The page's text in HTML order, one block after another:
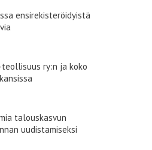
ensirekisteröidyistä
ry:n ja koko
talouskasvun
uudistamiseksi